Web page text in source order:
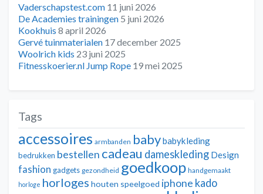
Vaderschapstest.com 11 juni 2026
De Academies trainingen 5 juni 2026
Kookhuis 8 april 2026
Gervé tuinmaterialen 17 december 2025
Woolrich kids 23 juni 2025
Fitnesskoerier.nl Jump Rope 19 mei 2025
Tags
accessoires armbanden babybabykleding
bedrukken bestellen cadeau dameskleding Design
fashion gadgets gezondheid goedkoop handgemaakt
horloge horloges houten speelgoed iphone kado